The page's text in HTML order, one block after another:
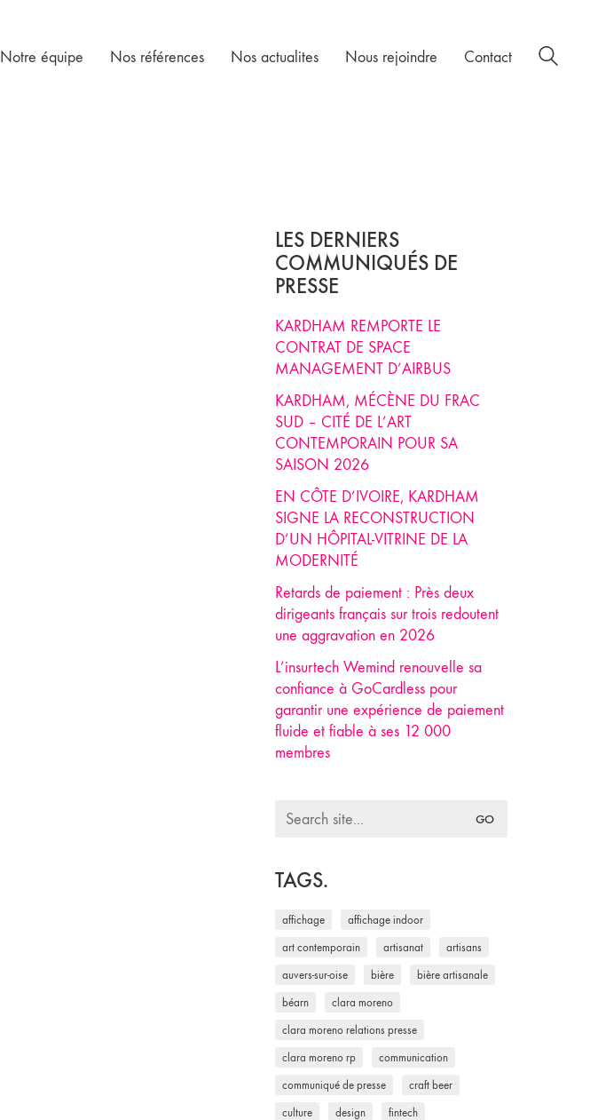
Notre équipe Nos références Nos actualites Nous rejoindre Contact
LES DERNIERS
COMMUNIQUÉS DE
PRESSE
KARDHAM REMPORTE LE
CONTRAT DE SPACE
MANAGEMENT D’AIRBUS
KARDHAM, MÉCÈNE DU FRAC
SUD – CITÉ DE L’ART
CONTEMPORAIN POUR SA
SAISON 2026
EN CÔTE D’IVOIRE, KARDHAM
SIGNE LA RECONSTRUCTION
D’UN HÔPITAL-VITRINE DE LA
MODERNITÉ
Retards de paiement : Près deux
dirigeants français sur trois redoutent
une aggravation en 2026
L’insurtech Wemind renouvelle sa
confiance à GoCardless pour
garantir une expérience de paiement
fluide et fiable à ses 12 000
membres
Search
TAGS.
affichage affichage indoor
art contemporain artisanat artisans
auvers-sur-oise bière bière artisanale
béarn clara moreno
clara moreno relations presse
clara moreno rp communication
communiqué de presse craft beer
culture design fintech